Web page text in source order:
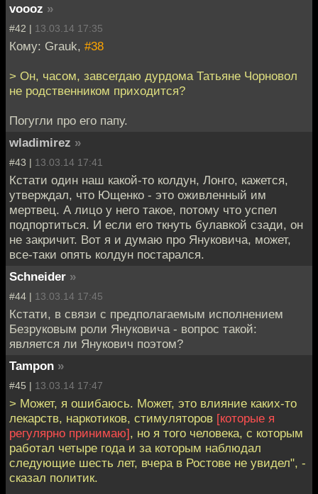
voooz »
#42 | 13.03.14 17:35
Кому: Grauk, #38
> Он, часом, завсегдаю дурдома Татьяне Чорновол
не родственником приходится?
Погугли про его папу.
wladimirez »
#43 | 13.03.14 17:41
Кстати один наш какой-то колдун, Лонго, кажется,
утверждал, что Ющенко - это оживленный им
мертвец. А лицо у него такое, потому что успел
подпортиться. И если его ткнуть булавкой сзади, он
не закричит. Вот я и думаю про Януковича, может,
все-таки опять колдун постарался.
Schneider »
#44 | 13.03.14 17:45
Кстати, в связи с предполагаемым исполнением
Безруковым роли Януковича - вопрос такой:
является ли Янукович поэтом?
Tampon »
#45 | 13.03.14 17:47
> Может, я ошибаюсь. Может, это влияние каких-то
лекарств, наркотиков, стимуляторов [которые я
регулярно принимаю], но я того человека, с которым
работал четыре года и за которым наблюдал
следующие шесть лет, вчера в Ростове не увидел", -
сказал политик.